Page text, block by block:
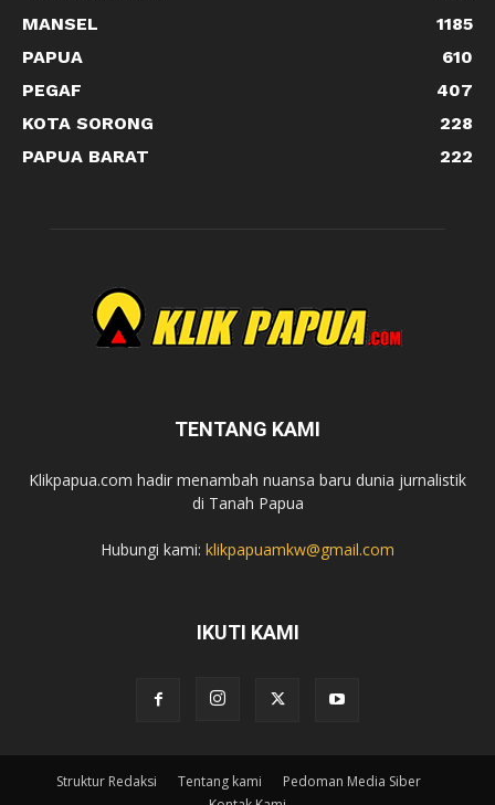
MANSEL
1185
PAPUA
610
PEGAF
407
KOTA SORONG
228
PAPUA BARAT
222
TENTANG KAMI
Klikpapua.com hadir menambah nuansa baru dunia jurnalistik
di Tanah Papua
Hubungi kami: klikpapuamkw@gmail.com
IKUTI KAMI
Struktur Redaksi Tentang kami
Pedoman Media Siber